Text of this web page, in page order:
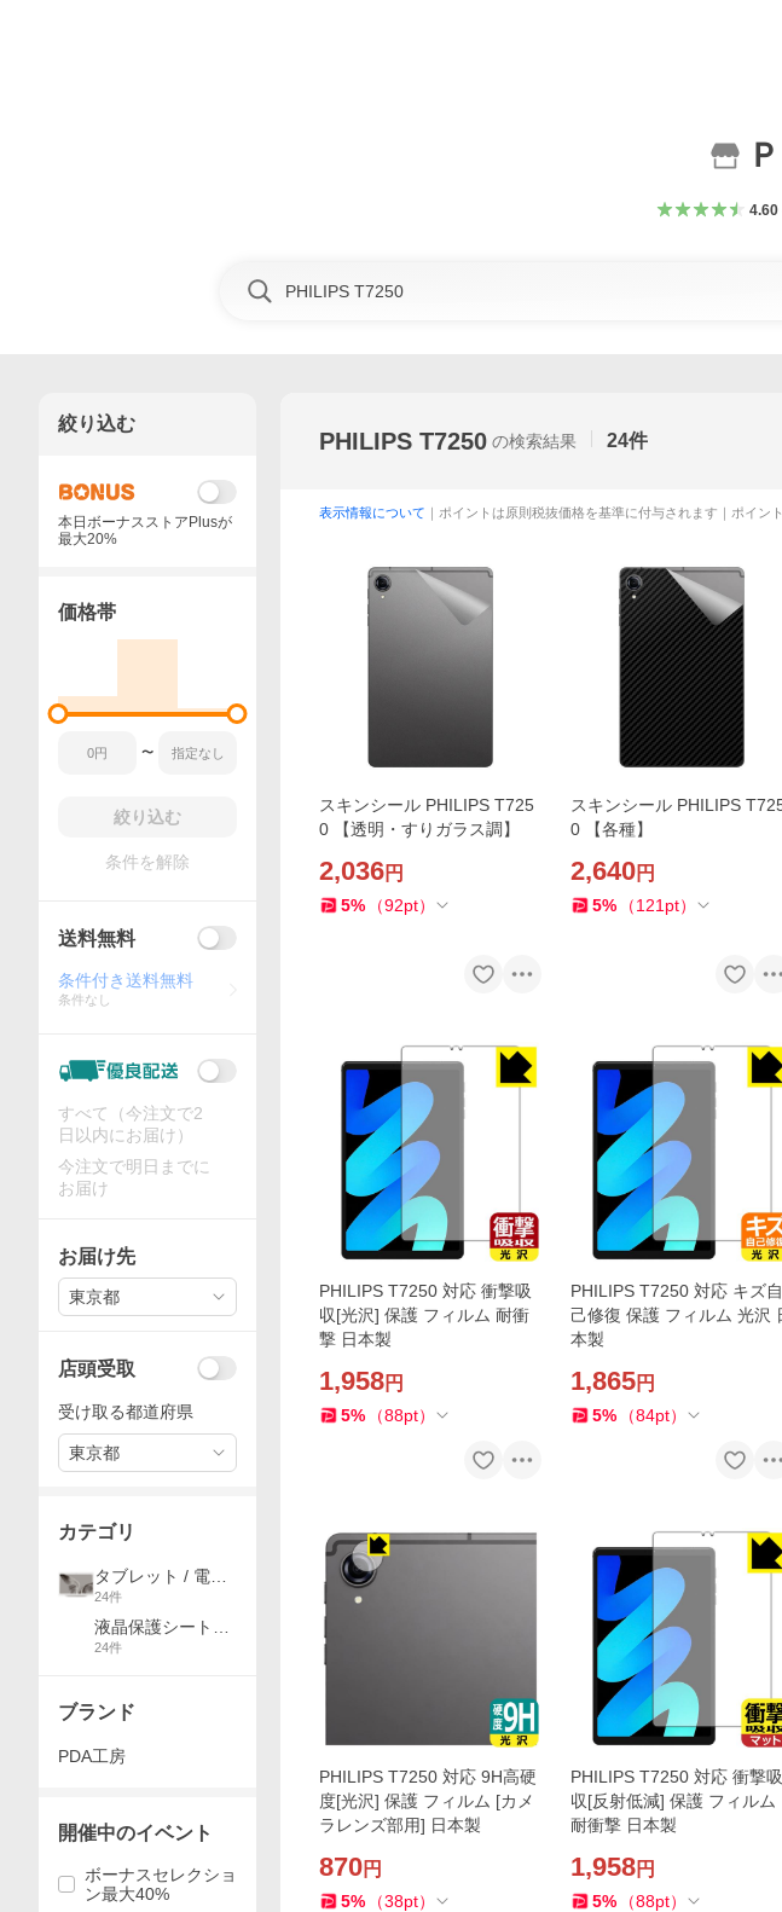
4.60
PHILIPS T7250 の検索結果 24件
表示情報について ｜ポイントは原則税抜価格を基準に付与されます｜ポイ
スキンシール PHILIPS T725
0 【透明・すりガラス調】
2,036円
5% （92pt）
スキンシール PHILIPS
0 【各種】
2,640円
5% （121 pt）
PHILIPS T7250 対応 衝撃吸
収[光沢] 保護 フィルム 耐衝
撃 日本製
1,958円
5% （88pt）
PHILIPS T7250 対応 キズ自
己修復 保護 フィルム 光沢
本製
1,865円
5% （84pt）
PHILIPS T7250 対応 9H高硬
度[光沢] 保護 フィルム [カメ
ラレンズ部用] 日本製
870円
5% （38pt）
PHILIPS T7250 対応 衝撃吸
収[反射低減] 保護 フィルム
耐衝撃 日本製
1,958円
5% （88pt）
絞り込む
本日ボーナスストアPlusが
最大20%
価格帯
〜
絞り込む
条件を解除
送料無料
条件付き送料無料
条件なし
すべて（今注文で2
日以内にお届け）
今注文で明日までに
お届け
お届け先
東京都
店頭受取
受け取る都道府県
東京都
カテゴリ
タブレット / 電子
書籍端末 / ノート
PC
24件
液晶保護シート・
クリーナー
24件
ブランド
PDA工房
開催中のイベント
ボーナスセレクショ
ン最大40%